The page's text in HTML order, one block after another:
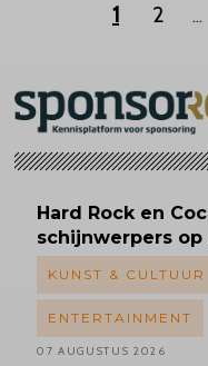
1 2 ...
Hard Rock en
schijnwerpers
KUNST & CULTUUR
ENTERTAINMENT
07 AUGUSTUS 2026